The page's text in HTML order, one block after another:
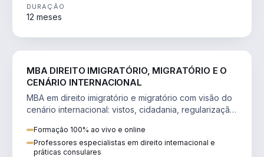
DURAÇÃO
12 meses
MBA DIREITO IMIGRATÓRIO, MIGRATÓRIO E O
CENÁRIO INTERNACIONAL
MBA em direito imigratório e migratório com visão do
cenário internacional: vistos, cidadania, regularização
Formação 100% ao vivo e online
Professores especialistas em direito internacional e
práticas consulares